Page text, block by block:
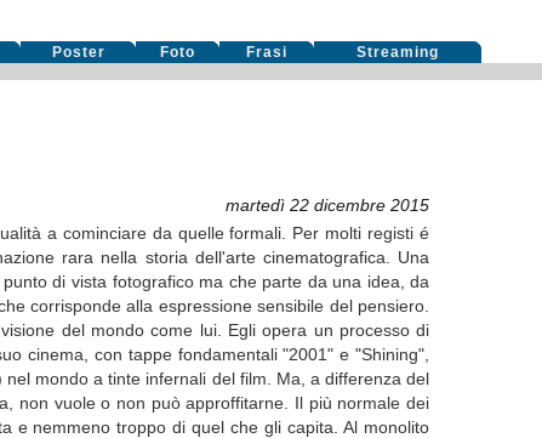
Poster Foto Frasi Streaming
martedì 22 dicembre 2015
a cominciare da quelle formali. Per molti registi é
rara nella storia dell'arte cinematografica. Una
di vista fotografico ma che parte da una idea, da
corrisponde alla espressione sensibile del pensiero.
del mondo come lui. Egli opera un processo di
cinema, con tappe fondamentali "2001" e "Shining",
mondo a tinte infernali del film. Ma, a differenza del
non vuole o non può approffitarne. Il più normale dei
e nemmeno troppo di quel che gli capita. Al monolito